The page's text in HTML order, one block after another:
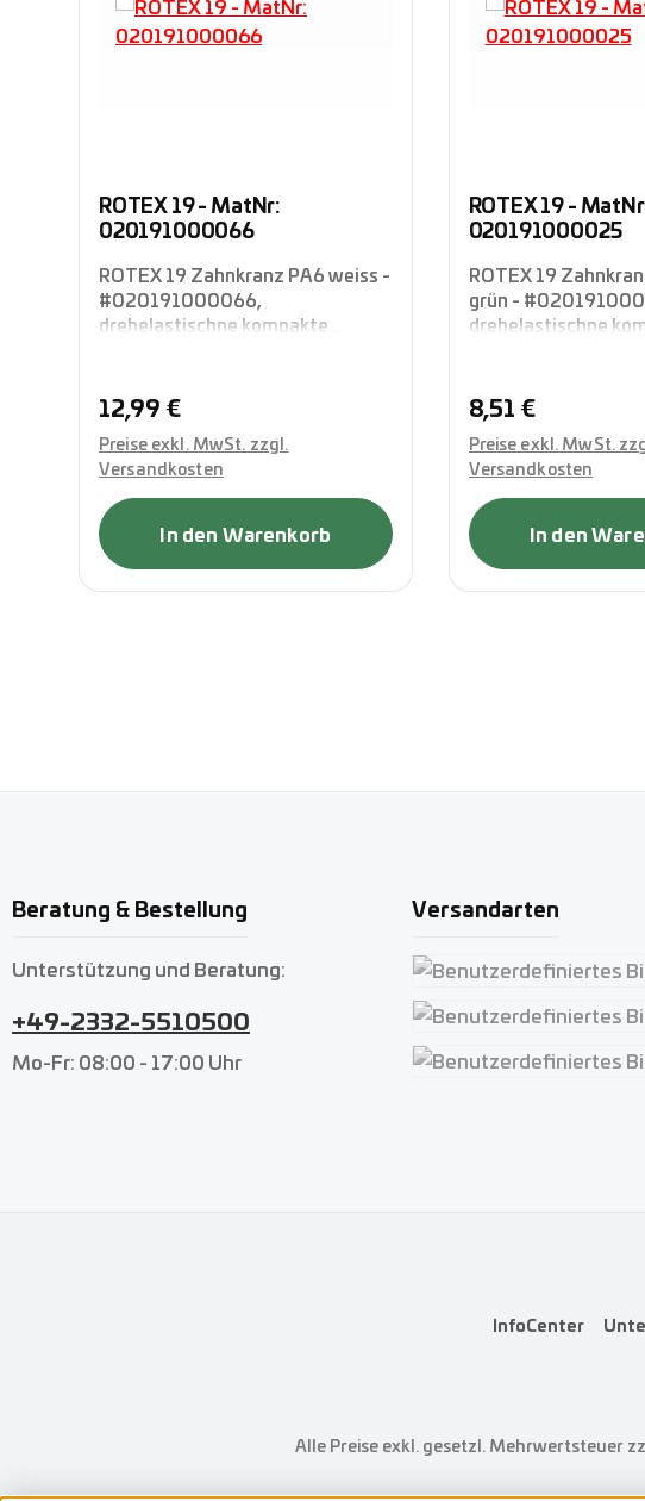
ROTEX 19 - MatNr:
020191000066
ROTEX 19 Zahnkranz PA6 weiss -
#020191000066,
drehelastischne kompakte
Verbindung, KTR
Regulärer Preis:
12,99 €
Preise exkl. MwSt. zzgl.
Versandkosten
In den Warenkorb
ROTEX 19 -
020191000025
ROTEX 19
grün -
drehelastischne
Verbindung, KTR
Regulärer Preis:
8,51 €
Preise exkl. MwSt.
Versandkosten
In den
Beratung & Bestellung
Unterstützung und Beratung:
+49-2332-5510500
Mo-Fr: 08:00 - 17:00 Uhr
Versandarten
Benutzerdefiniertes Bild 1
Benutzerdefiniertes Bild 2
InfoCenter
Alle Preise exkl. gesetzl. Mehrwertsteuer